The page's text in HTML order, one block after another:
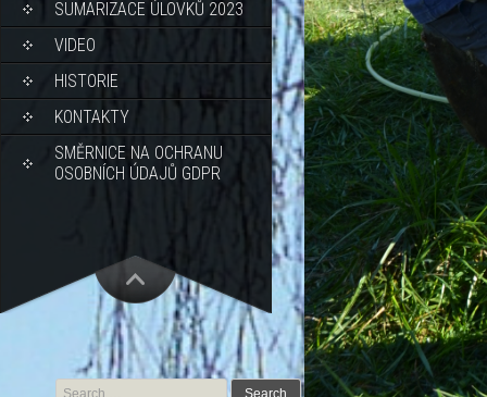
SUMARIZACE ÚLOVKŮ 2023
VIDEO
HISTORIE
KONTAKTY
SMĚRNICE NA OCHRANU
OSOBNÍCH ÚDAJŮ GDPR
Search for: